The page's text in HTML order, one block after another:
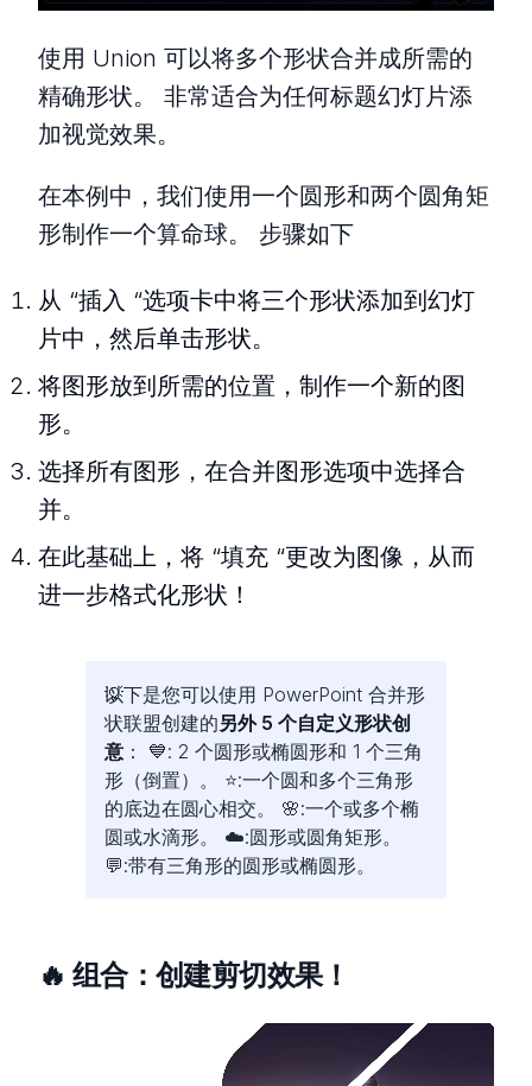
使用 Union 可以将多个形状合并成所需的
精确形状。 非常适合为任何标题幻灯片添
加视觉效果。
在本例中，我们使用一个圆形和两个圆角矩
形制作一个算命球。 步骤如下
从 “插入 “选项卡中将三个形状添加到幻灯
片中，然后单击形状。
将图形放到所需的位置，制作一个新的图
形。
选择所有图形，在合并图形选项中选择合
并。
在此基础上，将 “填充 “更改为图像，从而
进一步格式化形状！
以下是您可以使用 PowerPoint 合并形
状联盟创建的另外 5 个自定义形状创
意 ： 💙: 2 个圆形或椭圆形和 1 个三角
形（倒置）。 ⭐️:一个圆和多个三角形
的底边在圆心相交。 🌸:一个或多个椭
圆或水滴形。 ☁️:圆形或圆角矩形。
💬:带有三角形的圆形或椭圆形。
🔥 组合：创建剪切效果！